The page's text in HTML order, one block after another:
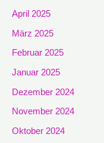
April 2025
März 2025
Februar 2025
Januar 2025
Dezember 2024
November 2024
Oktober 2024